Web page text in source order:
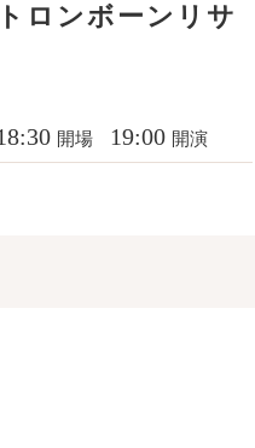
ンボーンリサ
開場 19:00 開演